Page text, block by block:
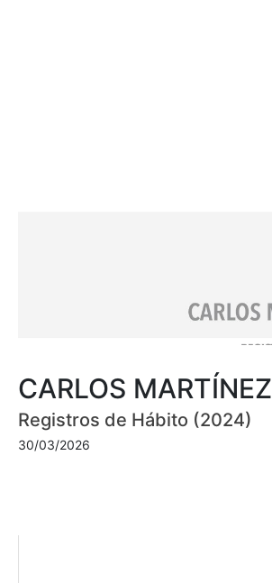
CARLOS MARTÍNEZ
Registros de Hábito (2024)
30/03/2026